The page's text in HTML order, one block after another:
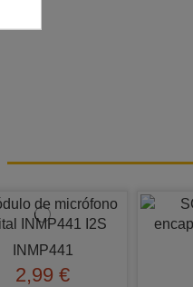
INMP441
2,99 €